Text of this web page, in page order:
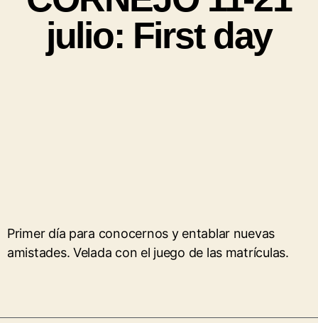
julio: First day
Primer día para conocernos y entablar nuevas
amistades. Velada con el juego de las matrículas.